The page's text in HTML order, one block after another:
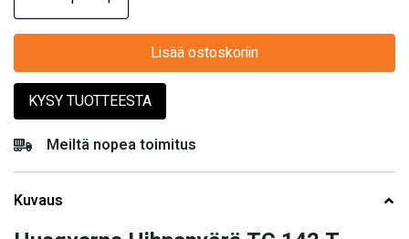
Lisää ostoskoriin
KYSY TUOTTEESTA
Meiltä nopea toimitus
Kuvaus